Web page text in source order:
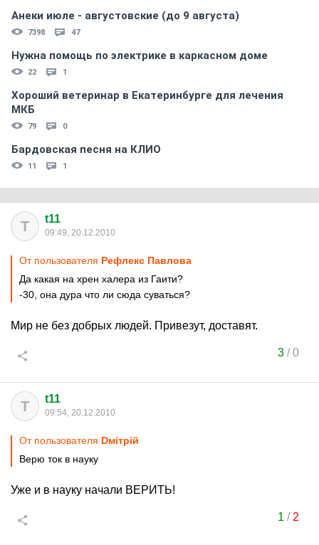
Анеки июле - августовские (до 9 августа)
7398 47
Нужна помощь по электрике в каркасном доме
22 1
Хороший ветеринар в Екатеринбурге для лечения
МКБ
79 0
Бардовская песня на КЛИО
11 1
T t11
09:49, 20.12.2010
От пользователя Рефлекс Павлова
Да какая на хрен халера из Гаити?
-30, она дура что ли сюда суваться?
Мир не без добрых людей. Привезут, доставят.
3/0
T t11
09:54, 20.12.2010
От пользователя Dмiтрiй
Верю ток в науку
Уже и в науку начали ВЕРИТЬ!
1 / 2